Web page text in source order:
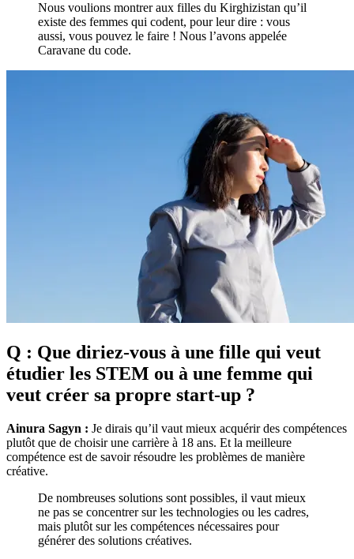
Nous voulions montrer aux filles du Kirghizistan qu’il
existe des femmes qui codent, pour leur dire : vous
aussi, vous pouvez le faire ! Nous l’avons appelée
Caravane du code.
Q : Que diriez-vous à une fille qui veut
étudier les STEM ou à une femme qui
veut créer sa propre start-up ?
Ainura Sagyn : Je dirais qu’il vaut mieux acquérir des compétences
plutôt que de choisir une carrière à 18 ans. Et la meilleure
compétence est de savoir résoudre les problèmes de manière
créative.
De nombreuses solutions sont possibles, il vaut mieux
ne pas se concentrer sur les technologies ou les cadres,
mais plutôt sur les compétences nécessaires pour
générer des solutions créatives.